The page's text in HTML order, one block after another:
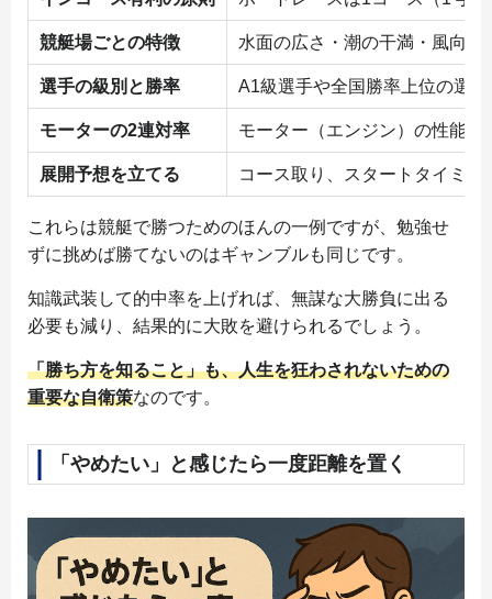
競艇場ごとの特徴 水面の広さ・潮の干満・風向
選手の級別と勝率 A1級選手や全国勝率上位の選
モーターの2連対率 モーター（エンジン）の性能
展開予想を立てる コース取り、スタートタイミ
これらは競艇で勝つためのほんの一例ですが、勉強せ
ずに挑めば勝てないのはギャンブルも同じです。
知識武装して的中率を上げれば、無謀な大勝負に出る
必要も減り、結果的に大敗を避けられるでしょう。
「勝ち方を知ること」も、人生を狂わされないための
重要な自衛策なのです。
「やめたい」と感じたら一度距離を置く